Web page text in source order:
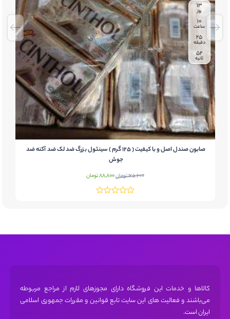
13
روز
10
ساعت
25
دقیقه
51
ثانیه
صابون صندل اصل و با کیفیت ( 125 گرم ) سینثول بزرگ ضد لک ضد آکنه ضد
جوش
125,600تومانقیمت
اصلی:
88,800تومان
کالاها و خدمات این فروشگاه دارای مجوز‌های لازم از مراجع مربوطه
می‌باشند و فعالیت های این سایت تابع قوانین و مقررات جمهوری اسلامی
ایران است.